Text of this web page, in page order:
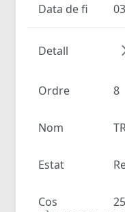
Data de fi
Detall
Ordre 8
Nom
Estat
Cos